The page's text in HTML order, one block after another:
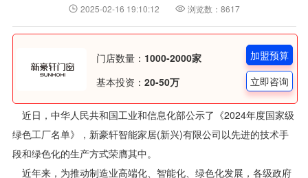
2025-02-16 19:10:12 浏览数：8617
门店数量： 1000-2000家
基本投资： 20-50万
加盟预算
立即咨询
近日，中华人民共和国工业和信息化部公示了《2024年度国家级
绿色工厂名单》，新豪轩智能家居(新兴)有限公司以先进的技术手
段和绿色化的生产方式荣膺其中。
近年来，为推动制造业高端化、智能化、绿色化发展，各级政府